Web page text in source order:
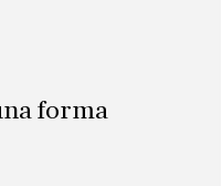
forma